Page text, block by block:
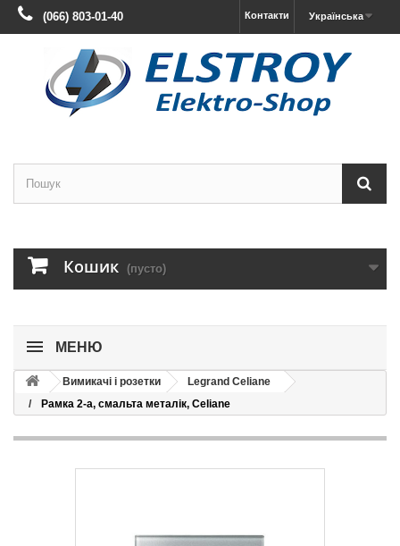
Українська
Контакти
(066) 803-01-40
Кошик (пусто)
МЕНЮ
Вимикачі і розетки
Legrand Celiane
Рамка 2-а, смальта металік, Celiane